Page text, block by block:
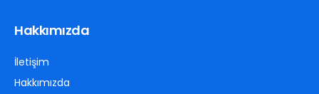
Hakkımızda
İletişim
Hakkımızda